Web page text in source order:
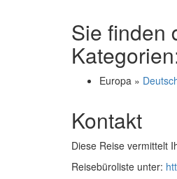
Sie finden
Europa »
Kontakt
Diese Reise vermittelt
Reisebüroliste unter: